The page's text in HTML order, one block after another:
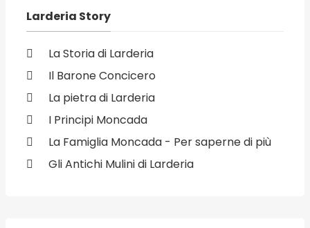
Larderia Story
La Storia di Larderia
Il Barone Concicero
La pietra di Larderia
I Principi Moncada
La Famiglia Moncada - Per saperne di più
Gli Antichi Mulini di Larderia